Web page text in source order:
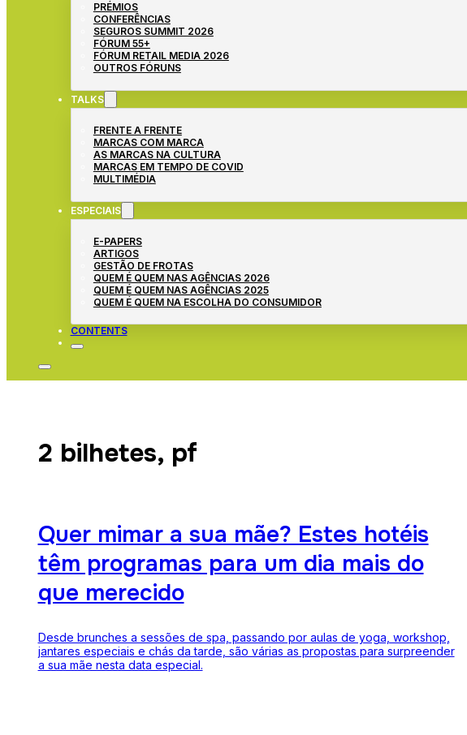
PRÉMIOS
CONFERÊNCIAS
SEGUROS SUMMIT 2026
FÓRUM 55+
FÓRUM RETAIL MEDIA 2026
OUTROS FÓRUNS
TALKS
FRENTE A FRENTE
MARCAS COM MARCA
AS MARCAS NA CULTURA
MARCAS EM TEMPO DE COVID
MULTIMÉDIA
ESPECIAIS
E-PAPERS
ARTIGOS
GESTÃO DE FROTAS
QUEM É QUEM NAS AGÊNCIAS 2026
QUEM É QUEM NAS AGÊNCIAS 2025
QUEM É QUEM NA ESCOLHA DO CONSUMIDOR
CONTENTS
2 bilhetes, pf
Quer mimar a sua mãe? Estes hotéis
têm programas para um dia mais do
que merecido
Desde brunches a sessões de spa, passando por aulas de yoga, workshop,
jantares especiais e chás da tarde, são várias as propostas para surpreender
a sua mãe nesta data especial.